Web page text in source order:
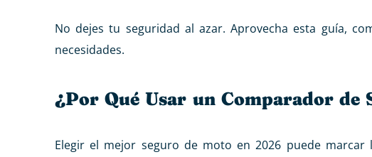
No dejes tu seguridad al azar. Aprovecha esta guía,
necesidades.
¿Por Qué Usar un Comparador de
Elegir el mejor seguro de moto en 2026 puede